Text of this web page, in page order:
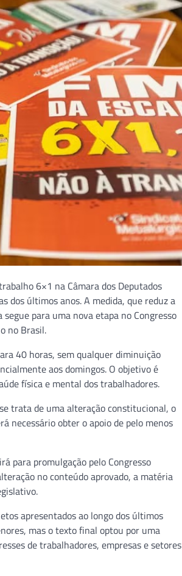
6×1 na Câmara dos Deputados
dos últimos anos. A medida, que reduz a
para uma nova etapa no Congresso
no Brasil.
40 horas, sem qualquer diminuição
aos domingos. O objetivo é
física e mental dos trabalhadores.
se trata de uma alteração constitucional, o
necessário obter o apoio de pelo menos
para promulgação pelo Congresso
no conteúdo aprovado, a matéria
apresentados ao longo dos últimos
mas o texto final optou por uma
de trabalhadores, empresas e setores